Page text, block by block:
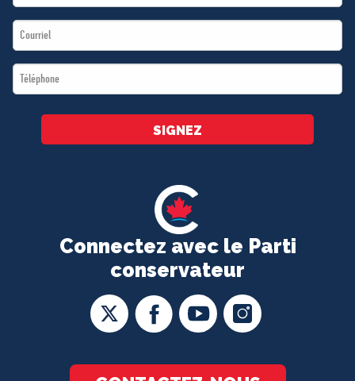
Connectez avec le Parti
conservateur
Name
Email
*
Téléphone
*
SIGNEZ